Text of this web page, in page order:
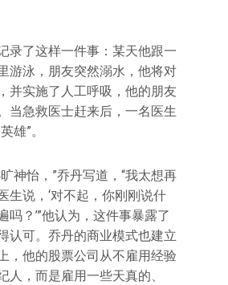
录了这样一件事：某天他跟一
游泳，朋友突然溺水，他将对
并实施了人工呼吸，他的朋友
当急救医士赶来后，一名医生
雄”。
神怡，”乔丹写道，“我太想再
生说，‘对不起，你刚刚说什
吗？’”他认为，这件事暴露了
认可。乔丹的商业模式也建立
，他的股票公司从不雇用经验
人，而是雇用一些天真的、